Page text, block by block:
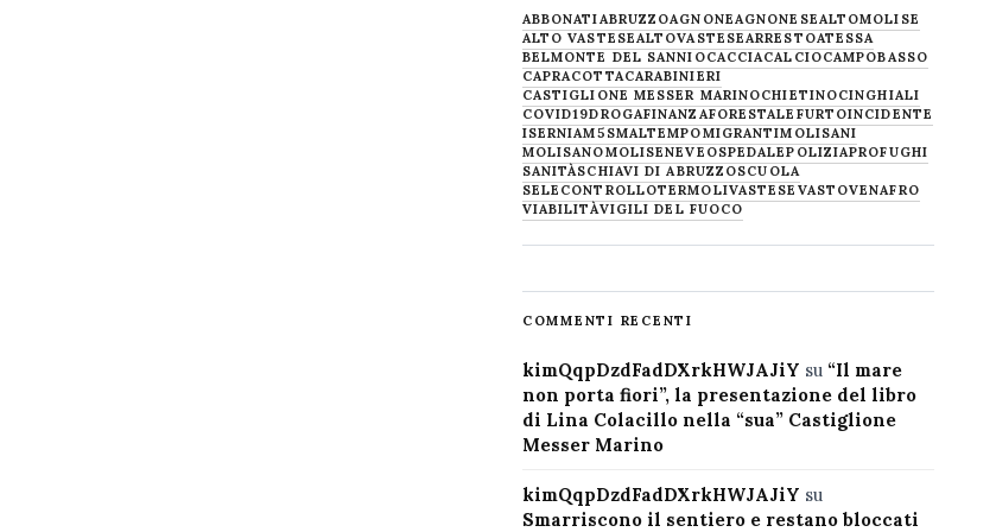
ABBONATIABRUZZOAGNONEAGNONESEALTOMOLISE
ALTO VASTESEALTOVASTESEARRESTOATESSA
BELMONTE DEL SANNIOCACCIACALCIOCAMPOBASSO
CAPRACOTTACARABINIERI
CASTIGLIONE MESSER MARINOCHIETINOCINGHIALI
COVID19DROGAFINANZAFORESTALE FURTOINCIDENTE
ISERNIAM5SMALTEMPOMIGRANTIMOLISANI
MOLISANOMOLISENEVE OSPEDALEPOLIZIAPROFUGHI
SANITÀSCHIAVI DI ABRUZZOSCUOLA
SELECONTROLLOTERMOLIVASTESE VASTOVENAFRO
VIABILITÀVIGILI DEL FUOCO
COMMENTI RECENTI
kimQqpDzdFadDXrkHWJAJiY su “Il mare
non porta fiori”, la presentazione del libro
di Lina Colacillo nella “sua” Castiglione
Messer Marino
kimQqpDzdFadDXrkHWJAJiY su
Smarriscono il sentiero e restano bloccati